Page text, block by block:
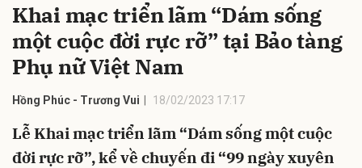
Khai mạc triển lãm “Dám sống
một cuộc đời rực rỡ” tại Bảo tàng
Phụ nữ Việt Nam
Hồng Phúc - Trương Vui 18/02/2023 17:17
Lễ Khai mạc triển lãm “Dám sống một cuộc
đời rực rỡ”, kể về chuyến đi “99 ngày xuyên